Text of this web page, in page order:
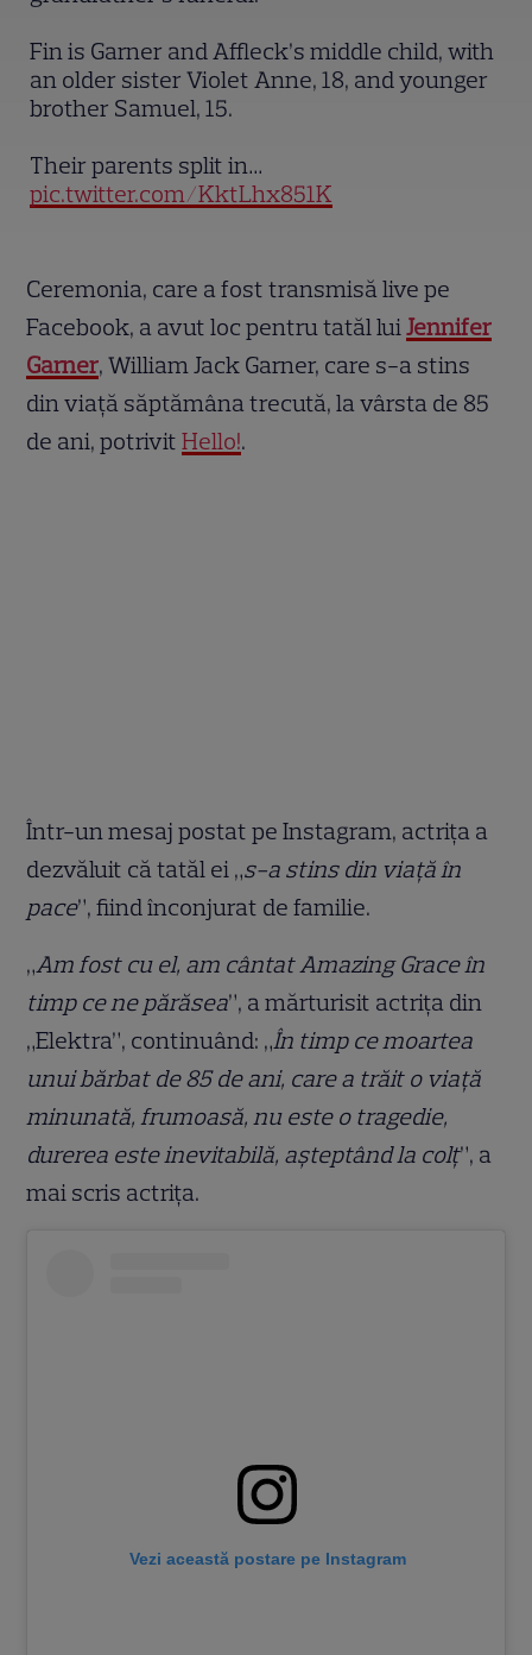
Fin is Garner and Affleck’s middle child, with
an older sister Violet Anne, 18, and younger
brother Samuel, 15.
Their parents split in…
pic.twitter.com/KktLhx851K
Ceremonia, care a fost transmisă live pe
Facebook, a avut loc pentru tatăl luiJennifer
Garner, William Jack Garner, care s-a stins
din viață săptămâna trecută, la vârsta de 85
de ani, potrivitHello!.
Într-un mesaj postat pe Instagram, actrița a
dezvăluit că tatăl ei „s-a stins din viață în
pace”, fiind înconjurat de familie.
„Am fost cu el, am cântat Amazing Grace în
timp ce ne părăsea”, a mărturisit actrița din
„Elektra”, continuând: „În timp ce moartea
unui bărbat de 85 de ani, care a trăit o viață
minunată, frumoasă, nu este o tragedie,
durerea este inevitabilă, așteptând la colț”, a
mai scris actrița.
Vezi această postare pe Instagram